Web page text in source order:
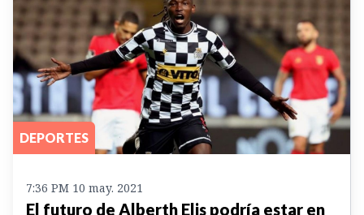
DEPORTES
7:36 PM 10 may. 2021
El futuro de Alberth Elis podría estar en